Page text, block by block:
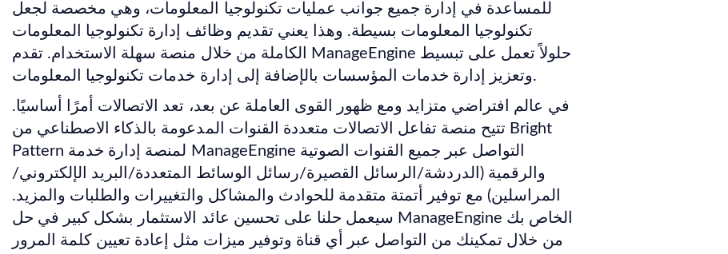
للمساعدة في إدارة جميع جوانب عمليات تكنولوجيا المعلومات، وهي مخصصة لجعل
تكنولوجيا المعلومات بسيطة. وهذا يعني تقديم وظائف إدارة تكنولوجيا المعلومات
الكاملة من خلال منصة سهلة الاستخدام. تقدم ManageEngine حلولاً تعمل على تبسيط
وتعزيز إدارة خدمات المؤسسات بالإضافة إلى إدارة خدمات تكنولوجيا المعلومات.
في عالم افتراضي متزايد ومع ظهور القوى العاملة عن بعد، تعد الاتصالات أمرًا أساسيًا.
تتيح منصة تفاعل الاتصالات متعددة القنوات المدعومة بالذكاء الاصطناعي من Bright
Pattern لمنصة إدارة خدمة ManageEngine التواصل عبر جميع القنوات الصوتية
والرقمية (الدردشة/الرسائل القصيرة/رسائل الوسائط المتعددة/البريد الإلكتروني/
المراسلين) مع توفير أتمتة متقدمة للحوادث والمشاكل والتغييرات والطلبات والمزيد.
سيعمل حلنا على تحسين عائد الاستثمار بشكل كبير في حل ManageEngine الخاص بك
من خلال تمكينك من التواصل عبر أي قناة وتوفير ميزات مثل إعادة تعيين كلمة المرور